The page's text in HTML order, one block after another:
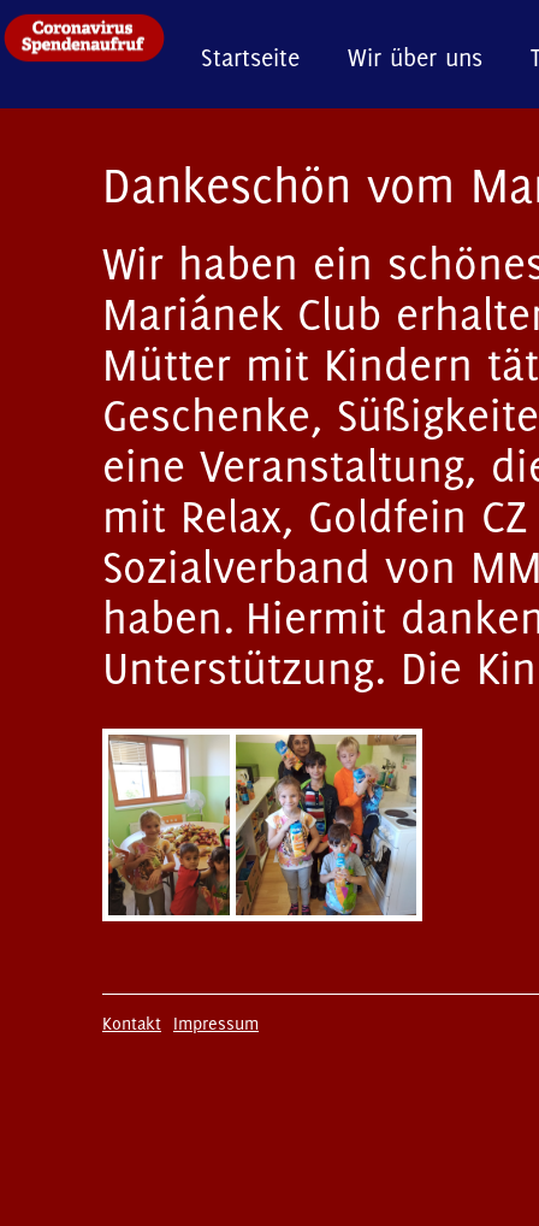
Startseite Wir über uns
Dankeschön vom
Wir haben ein
Mariánek Club
Mütter mit Kindern
Geschenke,
eine Veranstaltung,
mit Relax, Goldfein
Sozialverband von
haben. Hiermit
Unterstützung. Die
Kontakt Impressum